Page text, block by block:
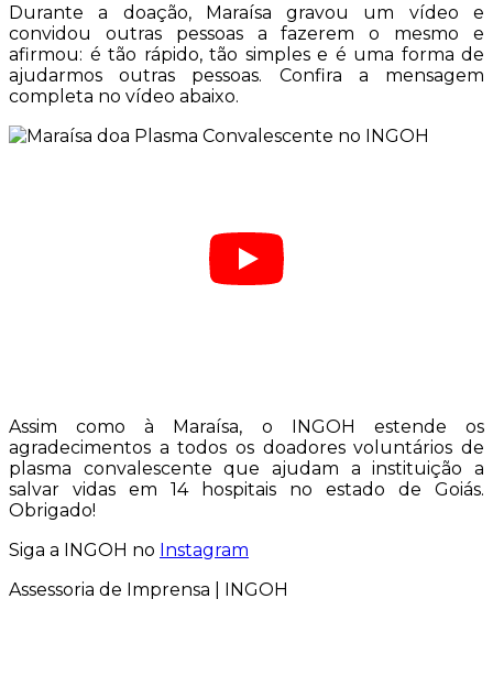
Durante a doação, Maraísa gravou um vídeo e
convidou outras pessoas a fazerem o mesmo e
afirmou: é tão rápido, tão simples e é uma forma de
ajudarmos outras pessoas. Confira a mensagem
completa no vídeo abaixo.
Assim como à Maraísa, o INGOH estende os
agradecimentos a todos os doadores voluntários de
plasma convalescente que ajudam a instituição a
salvar vidas em 14 hospitais no estado de Goiás.
Obrigado!
Siga a INGOH no Instagram
Assessoria de Imprensa | INGOH